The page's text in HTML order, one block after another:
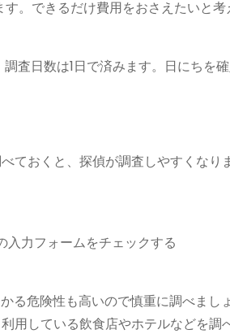
。できるだけ費用をおさえたいと考
査日数は1日で済みます。日にちを
ておくと、探偵が調査しやすくなりま
力フォームをチェックする
る危険性も高いので慎重に調べまし
用している飲食店やホテルなどを調